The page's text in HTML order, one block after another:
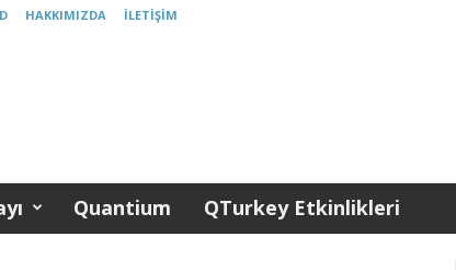
HAKKIMIZDA İLETIŞIM
Quantium QTurkey Etkinlikleri